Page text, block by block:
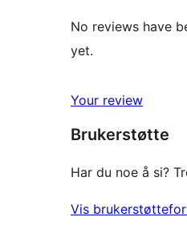
No reviews have
yet.
Your review
Brukerstøtte
Har du noe å si?
Vis